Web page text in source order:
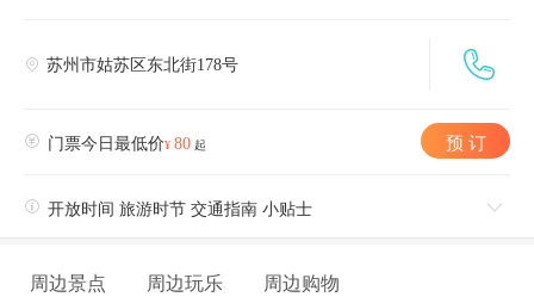

 苏州市姑苏区东北街178号
 门票今日最低价¥ 80 起 预 订
 开放时间 旅游时节 交通指南 小贴士 
周边景点 周边玩乐 周边购物